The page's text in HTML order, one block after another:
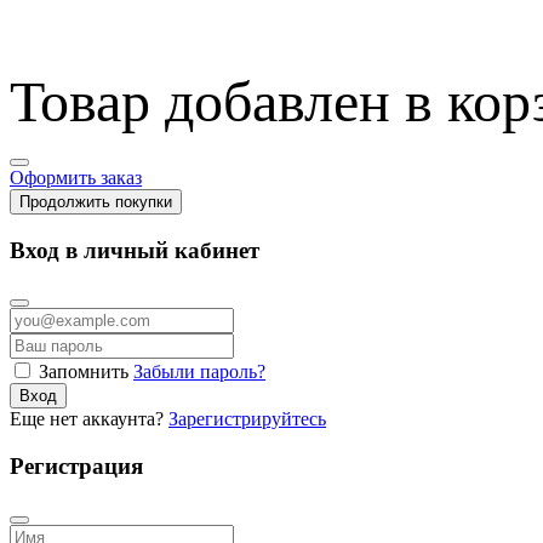
Товар добавлен в
Оформить заказ
Продолжить покупки
Вход в личный кабинет
Запомнить Забыли пароль?
Вход
Еще нет аккаунта? Зарегистрируйтесь
Регистрация